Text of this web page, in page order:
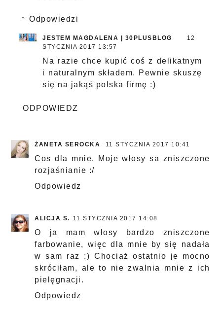
Odpowiedzi
JESTEM MAGDALENA | 30PLUSBLOG
12
STYCZNIA 2017 13:57
Na razie chce kupić coś z delikatnym
i naturalnym składem. Pewnie skuszę
się na jakąś polska firmę :)
ODPOWIEDZ
ŻANETA SEROCKA 11 STYCZNIA 2017 10:41
Cos dla mnie. Moje włosy sa zniszczone
rozjaśnianie :/
Odpowiedz
ALICJA S. 11 STYCZNIA 2017 14:08
O ja mam włosy bardzo zniszczone
farbowanie, więc dla mnie by się nadała
w sam raz :) Chociaż ostatnio je mocno
skróciłam, ale to nie zwalnia mnie z ich
pielęgnacji.
Odpowiedz